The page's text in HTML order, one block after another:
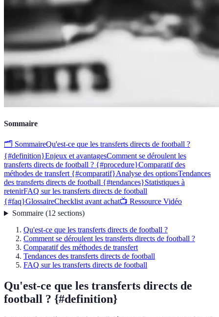
Sommaire
🗂️ SommaireQu'est-ce que les transferts directs de football ?
{#definition}Enjeux et avantagesComment se déroulent les
transferts directs de football ? {#procedure}Comparatif des
méthodes de transfert {#comparatif}Analyse des optionsTendances
des transferts directs de football {#tendances}Statistiques à
retenirFAQ sur les transferts directs de football
{#faq}GlossaireChecklist avant achat📺 Ressource Vidéo
Sommaire(12 sections)
Qu'est-ce que les transferts directs de football ?
Comment se déroulent les transferts directs de football ?
Comparatif des méthodes de transfert
Tendances des transferts directs de football
FAQ sur les transferts directs de football
Qu'est-ce que les transferts directs de
football ? {#definition}